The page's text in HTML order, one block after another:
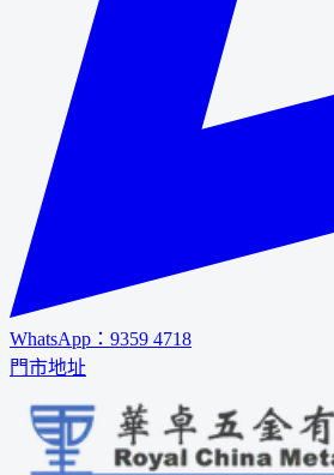
WhatsApp： 9359 4718
門市地址